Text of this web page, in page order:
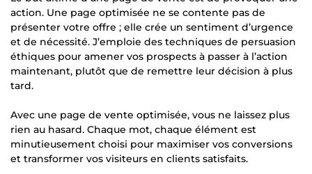
action. Une page optimisée ne se contente pas de
présenter votre offre ; elle crée un sentiment d’urgence
et de nécessité. J’emploie des techniques de persuasion
éthiques pour amener vos prospects à passer à l’action
maintenant, plutôt que de remettre leur décision à plus
tard.
Avec une page de vente optimisée, vous ne laissez plus
rien au hasard. Chaque mot, chaque élément est
minutieusement choisi pour maximiser vos conversions
et transformer vos visiteurs en clients satisfaits.